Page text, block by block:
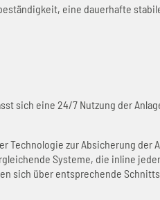
eine dauerhafte
sich eine 24/7 Nutzung der
Technologie zur Absicherung der
Systeme, die inline
sich über entsprechende